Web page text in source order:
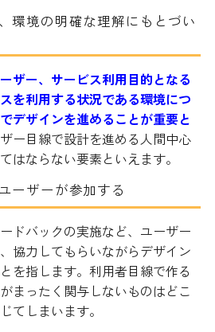
環境の明確な理解にもとづい
ザー、サービス利用目的となる
を利用する状況である環境につ
デザインを進めることが重要と
ー目線で設計を進める人間中心
はならない要素といえます。
ーザーが参加する
ドバックの実施など、ユーザー
協力してもらいながらデザイン
を指します。利用者目線で作る
まったく関与しないものはどこ
てしまいます。